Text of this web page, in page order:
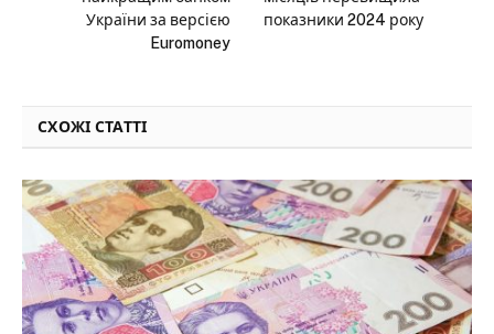
України за версією
Euromoney
показники 2024 року
СХОЖІ СТАТТІ